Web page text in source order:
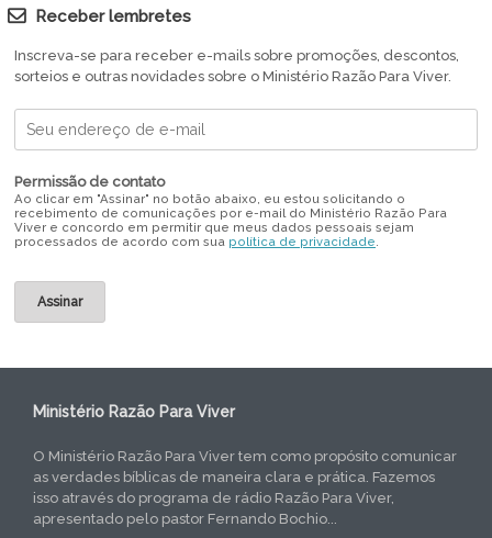
Receber lembretes
Inscreva-se para receber e-mails sobre promoções, descontos,
sorteios e outras novidades sobre o Ministério Razão Para Viver.
Permissão de contato
Ao clicar em "Assinar" no botão abaixo, eu estou solicitando o
recebimento de comunicações por e-mail do Ministério Razão Para
Viver e concordo em permitir que meus dados pessoais sejam
processados de acordo com sua política de privacidade.
Ministério Razão Para Viver
O Ministério Razão Para Viver tem como propósito comunicar
as verdades bíblicas de maneira clara e prática. Fazemos
isso através do programa de rádio Razão Para Viver,
apresentado pelo pastor Fernando Bochio...